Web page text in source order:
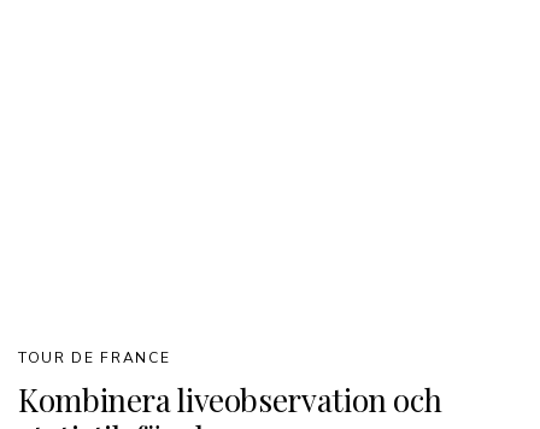
Kombinera liveobservation och
TOUR DE FRANCE